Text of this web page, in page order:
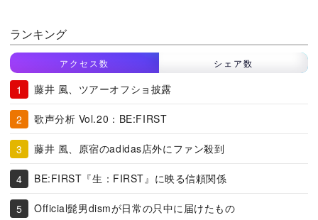
ランキング
アクセス数 シェア数
藤井 風、ツアーオフショ披露
歌声分析 Vol.20：BE:FIRST
藤井 風、原宿のadidas店外にファン殺到
BE:FIRST『生：FIRST』に映る信頼関係
Official髭男dismが日常の只中に届けたもの